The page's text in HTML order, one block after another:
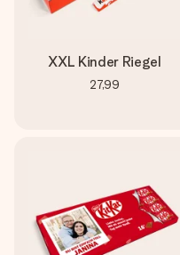
XXL Kinder Riegel
27,99